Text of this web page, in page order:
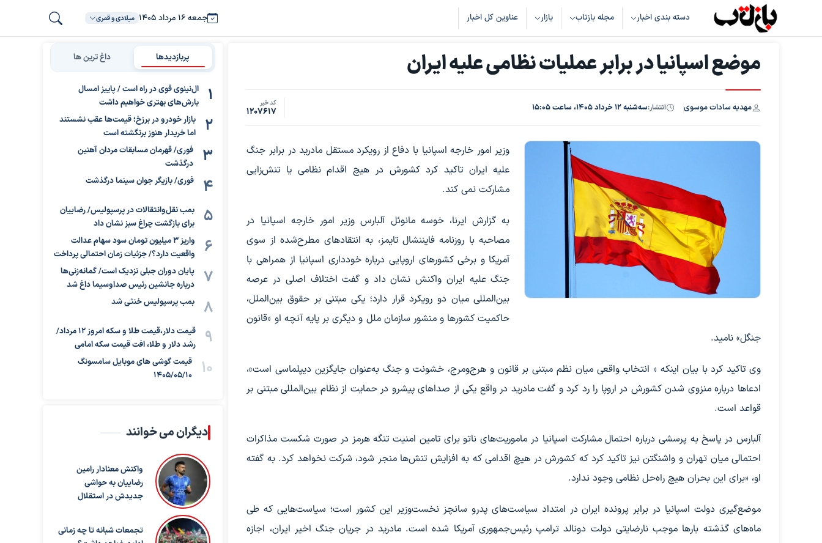
دسته بندی اخبار مجله بازتاب بازار عناوین کل اخبار جمعه ۱۶ مرداد ۱۴۰۵ میلادی و قمری
موضع اسپانیا در برابر عملیات نظامی علیه ایران
مهدیه سادات موسوی انتشار:سه‌شنبه ۱۲ خرداد ۱۴۰۵، ساعت ۱۵:۰۵ کد خبر
1207617
وزیر امور خارجه اسپانیا با دفاع از رویکرد مستقل مادرید در برابر جنگ
علیه ایران تاکید کرد کشورش در هیچ اقدام نظامی یا تنش‌زایی
مشارکت نمی کند.
به گزارش ایرنا، خوسه مانوئل آلبارس وزیر امور خارجه اسپانیا در
مصاحبه با روزنامه فایننشال تایمز، به انتقادهای مطرح‌شده از سوی
آمریکا و برخی کشورهای اروپایی درباره خودداری اسپانیا از همراهی با
جنگ علیه ایران واکنش نشان داد و گفت اختلاف اصلی در عرصه
بین‌المللی میان دو رویکرد قرار دارد؛ یکی مبتنی بر حقوق بین‌الملل،
حاکمیت کشورها و منشور سازمان ملل و دیگری بر پایه آنچه او «قانون
جنگل» نامید.
وی تاکید کرد با بیان اینکه « انتخاب واقعی میان نظم مبتنی بر قانون و هرج‌ومرج، خشونت و جنگ به‌عنوان جایگزین دیپلماسی است»،
ادعاها درباره منزوی شدن کشورش در اروپا را رد کرد و گفت مادرید در واقع یکی از صداهای پیشرو در حمایت از نظام بین‌المللی مبتنی بر
قواعد است.
آلبارس در پاسخ به پرسشی درباره احتمال مشارکت اسپانیا در ماموریت‌های ناتو برای تامین امنیت تنگه هرمز در صورت شکست مذاکرات
احتمالی میان تهران و واشنگتن نیز تاکید کرد که کشورش در هیچ اقدامی که به افزایش تنش‌ها منجر شود، شرکت نخواهد کرد. به گفته
او، «برای این بحران هیچ راه‌حل نظامی وجود ندارد.
موضع‌گیری دولت اسپانیا در برابر پرونده ایران در امتداد سیاست‌های پدرو سانچز نخست‌وزیر این کشور است؛ سیاست‌هایی که طی
ماه‌های گذشته بارها موجب نارضایتی دولت دونالد ترامپ رئیس‌جمهوری آمریکا شده است. مادرید در جریان جنگ اخیر ایران، اجازه
پربازدیدها داغ ترین ها
ال‌نینوی قوی در راه است / پاییز امسال
بارش‌های بهتری خواهیم داشت
بازار خودرو در برزخ؛ قیمت‌ها عقب نشستند
اما خریدار هنوز برنگشته است
فوری/ قهرمان مسابقات مردان آهنین
درگذشت
فوری/ بازیگر جوان سینما درگذشت
بمب نقل‌وانتقالات در پرسپولیس/ رضاییان
برای بازگشت چراغ سبز نشان داد
واریز ۳ میلیون تومان سود سهام عدالت
واقعیت دارد؟/ جزئیات زمان احتمالی پرداخت
پایان دوران جبلی نزدیک است/ گمانه‌زنی‌ها
درباره جانشین رئیس صداوسیما داغ شد
بمب پرسپولیس خنثی شد
قیمت دلار،قیمت طلا و سکه امروز ۱۲ مرداد/
رشد دلار و طلا، افت قیمت سکه امامی
قیمت گوشی های موبایل سامسونگ
1405/05/10
دیگران می خوانند
واکنش معنادار رامین
رضاییان به حواشی
جدیدش در استقلال
تجمعات شبانه تا چه زمانی